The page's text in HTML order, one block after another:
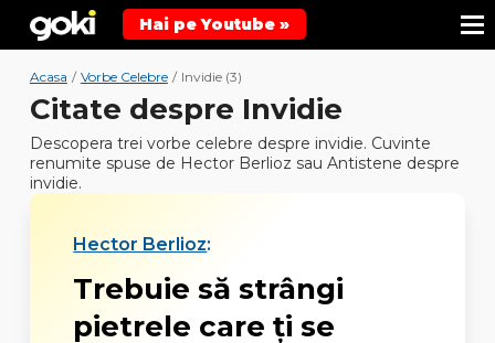
Hai pe Youtube »
Acasa / Vorbe Celebre / Invidie (3)
Citate despre Invidie
Descopera trei vorbe celebre despre invidie. Cuvinte
renumite spuse de Hector Berlioz sau Antistene despre
invidie.
Hector Berlioz:
Trebuie să strângi
pietrele care ți se